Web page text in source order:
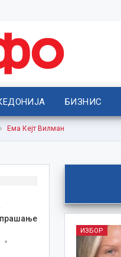
БИЗНИС
Ема Кејт Вилман
ИЗБОР